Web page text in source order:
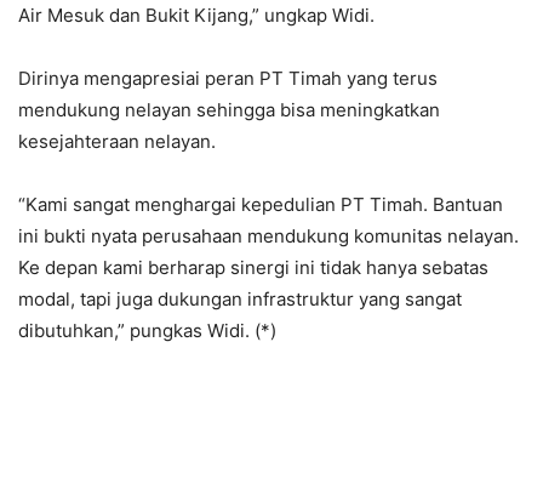
Air Mesuk dan Bukit Kijang,” ungkap Widi.
Dirinya mengapresiai peran PT Timah yang terus
mendukung nelayan sehingga bisa meningkatkan
kesejahteraan nelayan.
“Kami sangat menghargai kepedulian PT Timah. Bantuan
ini bukti nyata perusahaan mendukung komunitas nelayan.
Ke depan kami berharap sinergi ini tidak hanya sebatas
modal, tapi juga dukungan infrastruktur yang sangat
dibutuhkan,” pungkas Widi. (*)